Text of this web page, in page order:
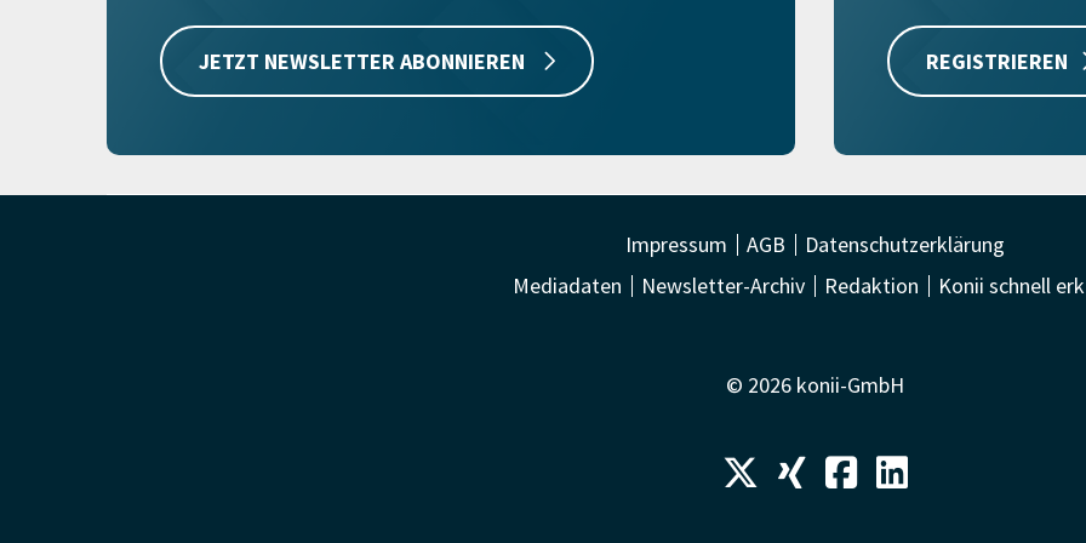
JETZT NEWSLETTER ABONNIEREN REGISTRIEREN
Impressum AGB
Datenschutzerklärung
Mediadaten
Newsletter-Archiv Redaktion Konii schnell
© 2026 konii-GmbH